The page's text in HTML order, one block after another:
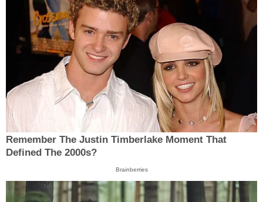
Remember The Justin Timberlake Moment That
Defined The 2000s?
Brainberries